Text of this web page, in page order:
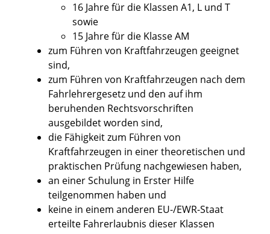
16 Jahre für die Klassen A1, L und T
sowie
15 Jahre für die Klasse AM
zum Führen von Kraftfahrzeugen geeignet
sind,
zum Führen von Kraftfahrzeugen nach dem
Fahrlehrergesetz und den auf ihm
beruhenden Rechtsvorschriften
ausgebildet worden sind,
die Fähigkeit zum Führen von
Kraftfahrzeugen in einer theoretischen und
praktischen Prüfung nachgewiesen haben,
an einer Schulung in Erster Hilfe
teilgenommen haben und
keine in einem anderen EU-/EWR-Staat
erteilte Fahrerlaubnis dieser Klassen